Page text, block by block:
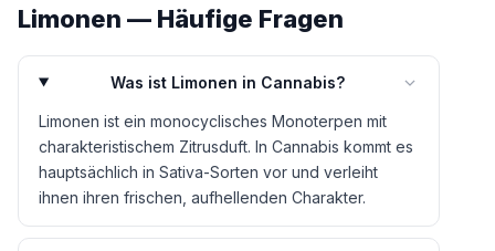
Limonen — Häufige Fragen
Was ist Limonen in Cannabis?
Limonen ist ein monocyclisches Monoterpen mit
charakteristischem Zitrusduft. In Cannabis kommt es
hauptsächlich in Sativa-Sorten vor und verleiht
ihnen ihren frischen, aufhellenden Charakter.